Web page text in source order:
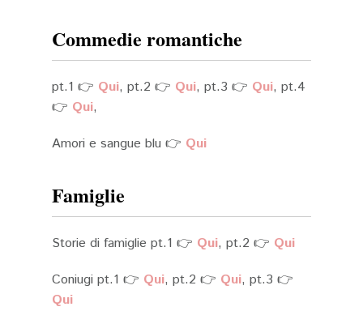
Commedie romantiche
pt.1 👉 Qui, pt.2 👉 Qui, pt.3 👉 Qui, pt.4
👉 Qui,
Amori e sangue blu 👉 Qui
Famiglie
Storie di famiglie pt.1 👉 Qui, pt.2 👉 Qui
Coniugi pt.1 👉 Qui, pt.2 👉 Qui, pt.3 👉
Qui